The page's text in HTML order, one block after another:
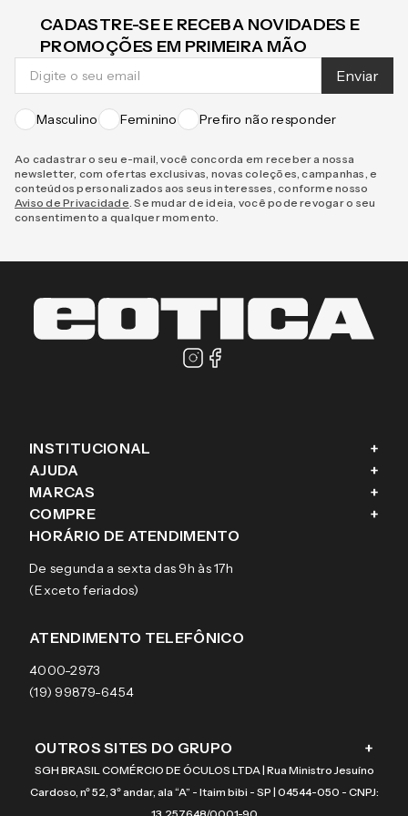
CADASTRE-SE E RECEBA NOVIDADES E
PROMOÇÕES EM PRIMEIRA MÃO
Enviar
Masculino Feminino Prefiro não responder
Ao cadastrar o seu e-mail, você concorda em receber a nossa
newsletter, com ofertas exclusivas, novas coleções, campanhas, e
conteúdos personalizados aos seus interesses, conforme nosso
Aviso de Privacidade . Se mudar de ideia, você pode revogar o seu
consentimento a qualquer momento.
INSTITUCIONAL +
Sobre a eÓtica
Aviso de privacidade
Termos e condições de uso
AJUDA +
Trocas e Devoluções
Pagamentos
Garantias
MARCAS +
Ray-Ban
Tecnol
Arnette
Burberry
COMPRE +
Óculos de sol
Lentes de contato
HORÁRIO DE ATENDIMENTO
De segunda a sexta das 9h às 17h
(Exceto feriados)
ATENDIMENTO TELEFÔNICO
4000-2973
(19) 99879-6454
OUTROS SITES DO GRUPO +
SGH BRASIL COMÉRCIO DE ÓCULOS LTDA | Rua Ministro Jesuíno
Cardoso, nº 52, 3º andar, ala “A” - Itaim bibi - SP | 04544-050 - CNPJ: